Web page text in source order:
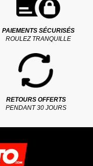
PAIEMENTS SÉCURISÉS
ROULEZ TRANQUILLE
RETOURS OFFERTS
PENDANT 30 JOURS